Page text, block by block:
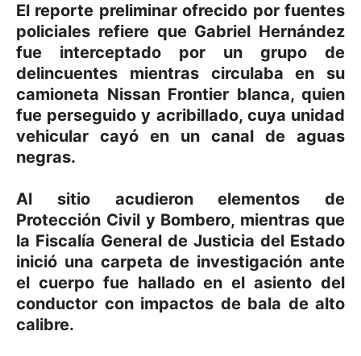
El reporte preliminar ofrecido por fuentes
policiales refiere que Gabriel Hernández
fue interceptado por un grupo de
delincuentes mientras circulaba en su
camioneta Nissan Frontier blanca, quien
fue perseguido y acribillado, cuya unidad
vehicular cayó en un canal de aguas
negras.
Al sitio acudieron elementos de
Protección Civil y Bombero, mientras que
la Fiscalía General de Justicia del Estado
inició una carpeta de investigación ante
el cuerpo fue hallado en el asiento del
conductor con impactos de bala de alto
calibre.